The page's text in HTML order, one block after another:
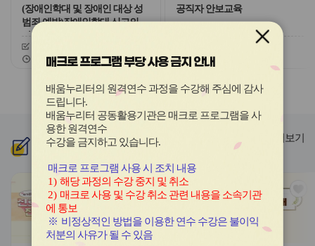
(장애인학대 및 장애인 대상 성
범죄 예방)장애인학대 신고의무
자 교육
교육기간
26.03.03 ~ 26.12.20
공직자 안보교육
26.02.03 ~ 26.12.20
교육기간
슬
라
이
드
버
튼
이
전
슬
라
이
드
다
음
신규과정
관
심
이
콘
관
심
아
더보기
매크로 프로그램 부당 사용 금지 안내
배움누리터의 원격연수 과정을 수강해 주심에 감사
드립니다.
배움누리터 공동활용기관은 매크로 프로그램을 사
용한원격연수
수강을 금지하고 있습니다.
매크로 프로그램 사용 시 조치 내용
1) 해당 과정의 수강 중지 및 취소
2) 매크로 사용 및 수강 취소 관련 내용을 소속기관
에 통보
※ 비정상적인 방법을 이용한 연수 수강은 불이익
처분의 사유가 될 수 있음